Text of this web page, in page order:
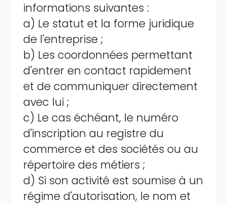
informations suivantes :
a) Le statut et la forme juridique
de l'entreprise ;
b) Les coordonnées permettant
d'entrer en contact rapidement
et de communiquer directement
avec lui ;
c) Le cas échéant, le numéro
d'inscription au registre du
commerce et des sociétés ou au
répertoire des métiers ;
d) Si son activité est soumise à un
régime d'autorisation, le nom et